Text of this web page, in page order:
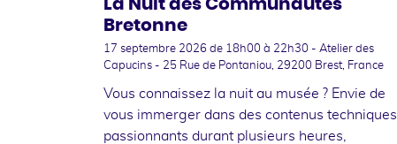
La Nuit des Communautés
Bretonne
17 septembre 2026 de 18h00 à 22h30 - Atelier des
Capucins - 25 Rue de Pontaniou, 29200 Brest, France
Vous connaissez la nuit au musée ? Envie de
vous immerger dans des contenus techniques
passionnants durant plusieurs heures,